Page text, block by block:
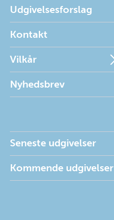
Udgivelsesforslag
Kontakt
Vilkår
Nyhedsbrev
Seneste udgivelser
Kommende udgivelser